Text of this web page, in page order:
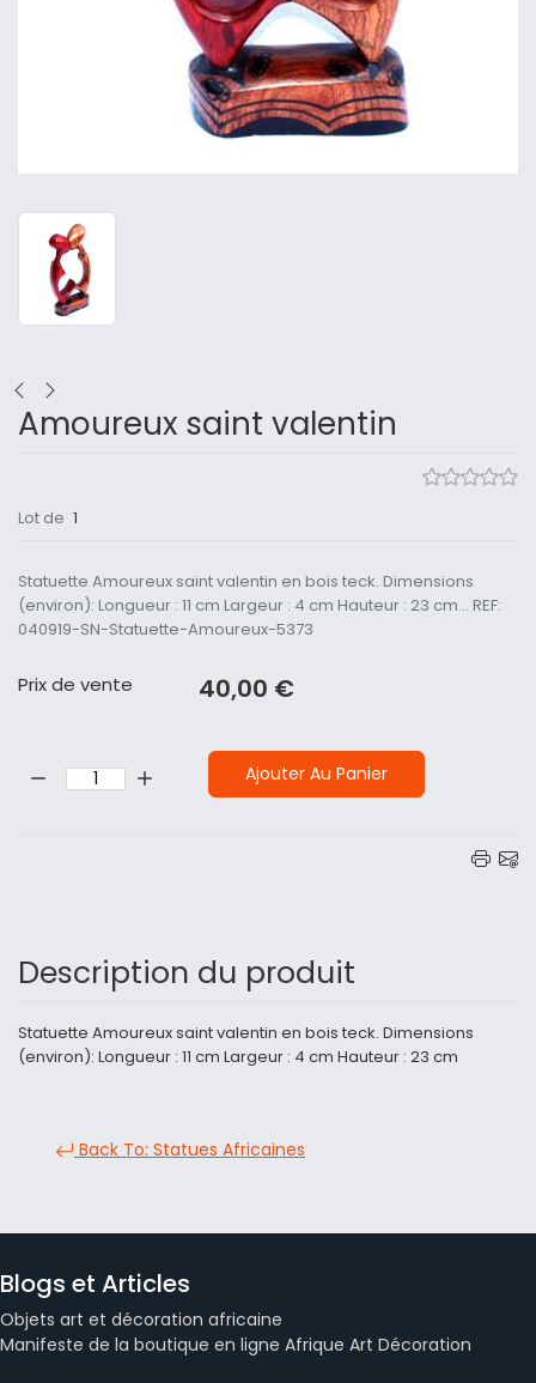
Amoureux saint valentin
Lot de 1
Statuette Amoureux saint valentin en bois teck. Dimensions
(environ): Longueur : 11 cm Largeur : 4 cm Hauteur : 23 cm... REF:
040919-SN-Statuette-Amoureux-5373
Prix ​​de vente 40,00 €
Ajouter Au Panier
Description du produit
Statuette Amoureux saint valentin en bois teck. Dimensions
(environ): Longueur : 11 cm Largeur : 4 cm Hauteur : 23 cm
Back To: Statues Africaines
Blogs et Articles
Objets art et décoration africaine
Manifeste de la boutique en ligne Afrique Art Décoration